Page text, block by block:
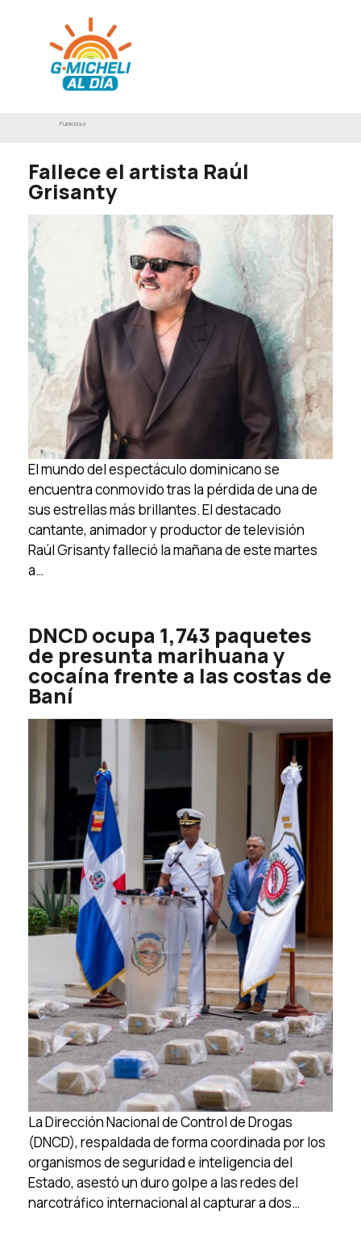
Publicidad
Fallece el artista Raúl
Grisanty
El mundo del espectáculo dominicano se
encuentra conmovido tras la pérdida de una de
sus estrellas más brillantes. El destacado
cantante, animador y productor de televisión
Raúl Grisanty falleció la mañana de este martes
a…
DNCD ocupa 1,743 paquetes
de presunta marihuana y
cocaína frente a las costas de
Baní
La Dirección Nacional de Control de Drogas
(DNCD), respaldada de forma coordinada por los
organismos de seguridad e inteligencia del
Estado, asestó un duro golpe a las redes del
narcotráfico internacional al capturar a dos…